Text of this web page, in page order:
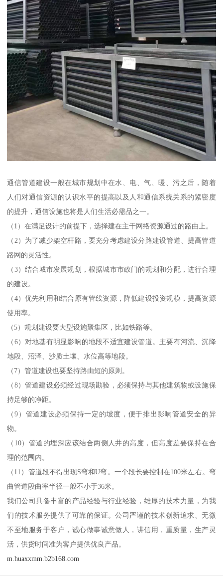
通信管道建设一般在城市规划中在水、电、气、暖、污之后，随着
人们对通信资源的认识水平的提高以及人和通信系统关系的紧密度
的提升，通信设施也将是人们生活必需品之一。
（1）在满足设计的前提下，选择建在主干网络资源通过的路由上。
（2）为了减少架空杆路，要充分考虑建设分路建设管道、提高管道
路网的灵活性。
（3）结合城市发展规划，根据城市市政门的规划和分配，进行合理
的建设。
（4）优先利用和结合原有管线资源，降低建设投资规模，提高资源
使用率。
（5）规划建设要大型设施聚集区，比如铁路等。
（6）对地基有明显影响的地段不适宜建设管道。主要有河流、沉降
地段、沼泽、沙质土壤、水位高等地段。
（7）管道建设也要坚持路由短的原则。
（8）管道建设必须经过现场勘验，必须保持与其他建筑物或设施保
持足够的净距。
（9）管道建设必须保持一定的坡度，便于排出影响管道安全的异
物。
（10）管道的埋深应该结合两侧人井的高度，但高度差要保持在合
理的范围内。
（11）管道段不得出现S弯和U弯。一个段长要控制在100米左右。弯
曲管道段曲率半径一般不小于36米。
我们公司具备丰富的产品经验与行业经验，雄厚的技术力量，为我
们的技术服务提供了可靠的保证。公司严谨的技术创新追求、无微
不至地服务于客户，诚心做事诚意做人，讲信用，重质量，生产灵
活，供货时间准为客户提供优良产品。
m.huaxxmm.b2b168.com